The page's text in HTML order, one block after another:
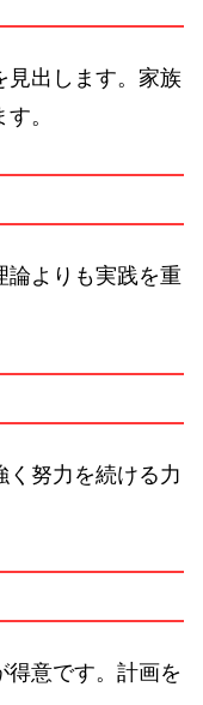
見出します。家族
。
論よりも実践を重
く努力を続ける力
得意です。計画を